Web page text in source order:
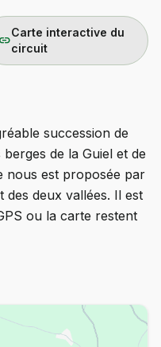
link
Carte interactive du
circuit
succession de
de la Guiel et de
nous est proposée par
des deux vallées. Il est
ou la carte restent